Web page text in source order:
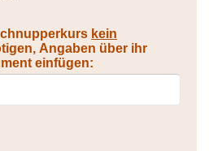
kein
Angaben über ihr
einfügen: